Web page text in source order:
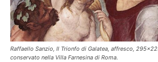
Raffaello Sanzio, Il Trionfo di Galatea, affresco,
conservato nella Villa Farnesina di Roma.